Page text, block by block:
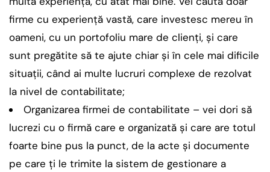
firme cu experienţă vastă, care investesc mereu în
oameni, cu un portofoliu mare de clienţi, şi care
sunt pregătite să te ajute chiar şi în cele mai dificile
situaţii, când ai multe lucruri complexe de rezolvat
la nivel de contabilitate;
Organizarea firmei de contabilitate – vei dori să
lucrezi cu o firmă care e organizată şi care are totul
foarte bine pus la punct, de la acte şi documente
pe care ţi le trimite la sistem de gestionare a